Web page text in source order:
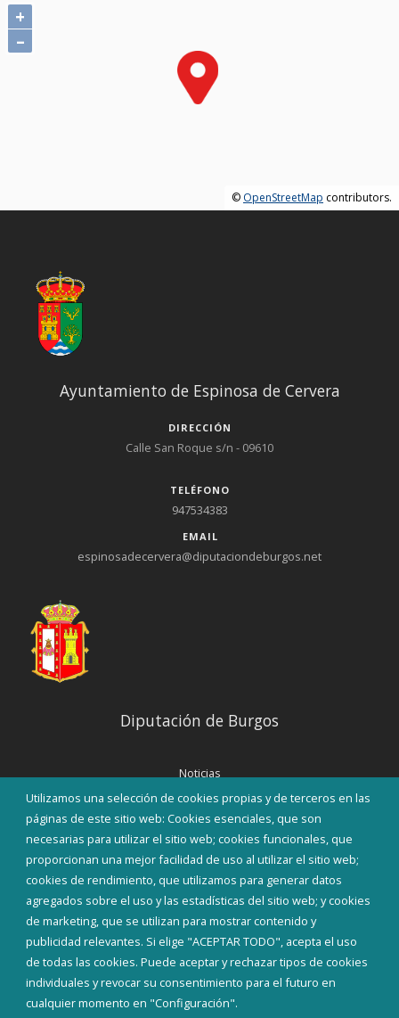
tres años en todos los nucleos poblacionales del municipio.
un servicio electrónico de acceso al Archivo de Planeamiento
+
–
© OpenStreetMap contributors.
Utilizamos una selección de cookies propias y de terceros en las
páginas de este sitio web: Cookies esenciales, que son
necesarias para utilizar el sitio web; cookies funcionales, que
proporcionan una mejor facilidad de uso al utilizar el sitio web;
cookies de rendimiento, que utilizamos para generar datos
agregados sobre el uso y las estadísticas del sitio web; y cookies
de marketing, que se utilizan para mostrar contenido y
publicidad relevantes. Si elige "ACEPTAR TODO", acepta el uso
de todas las cookies. Puede aceptar y rechazar tipos de cookies
individuales y revocar su consentimiento para el futuro en
cualquier momento en "Configuración".
Ayuntamiento de Espinosa de Cervera
DIRECCIÓN
Calle San Roque s/n - 09610
TELÉFONO
947534383
EMAIL
espinosadecervera@diputaciondeburgos.net
Diputación de Burgos
Noticias
Eventos
Corporación Municipal
Teléfonos de interés
INICIAR SESIÓN
MAPA WEB